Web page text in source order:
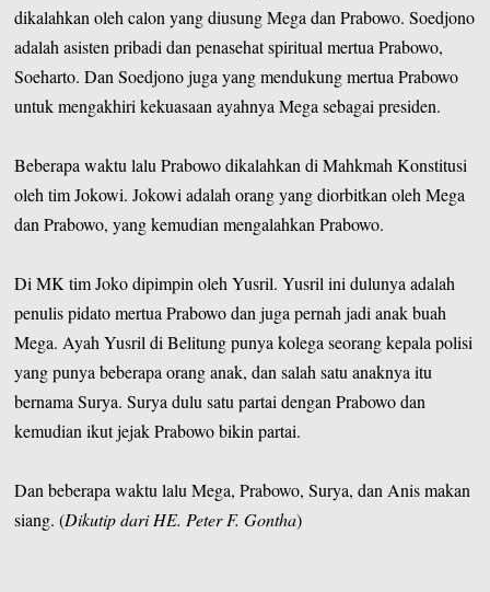
dikalahkan oleh calon yang diusung Mega dan Prabowo. Soedjono
adalah asisten pribadi dan penasehat spiritual mertua Prabowo,
Soeharto. Dan Soedjono juga yang mendukung mertua Prabowo
untuk mengakhiri kekuasaan ayahnya Mega sebagai presiden.
Beberapa waktu lalu Prabowo dikalahkan di Mahkmah Konstitusi
oleh tim Jokowi. Jokowi adalah orang yang diorbitkan oleh Mega
dan Prabowo, yang kemudian mengalahkan Prabowo.
Di MK tim Joko dipimpin oleh Yusril. Yusril ini dulunya adalah
penulis pidato mertua Prabowo dan juga pernah jadi anak buah
Mega. Ayah Yusril di Belitung punya kolega seorang kepala polisi
yang punya beberapa orang anak, dan salah satu anaknya itu
bernama Surya. Surya dulu satu partai dengan Prabowo dan
kemudian ikut jejak Prabowo bikin partai.
Dan beberapa waktu lalu Mega, Prabowo, Surya, dan Anis makan
siang. (Dikutip dari HE. Peter F. Gontha)